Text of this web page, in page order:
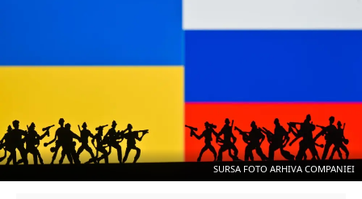
SURSA FOTO ARHIVA COMPANIEI